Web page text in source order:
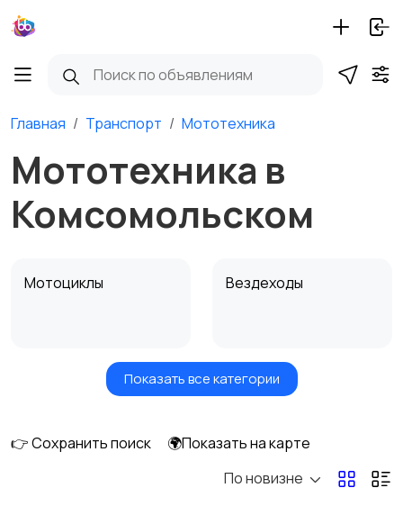
Главная Транспорт Мототехника
Мототехника в
Комсомольском
Мотоциклы Вездеходы
Квадроциклы и багги
Снегоходы
Показать все категории
👉 Сохранить поиск
🌍Показать на карте
По новизне